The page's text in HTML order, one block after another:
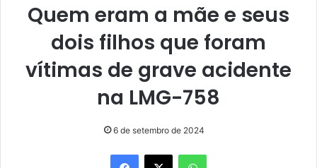
Quem eram a mãe e seus
dois filhos que foram
vítimas de grave acidente
na LMG-758
6 de setembro de 2024
Facebook
X WhatsApp